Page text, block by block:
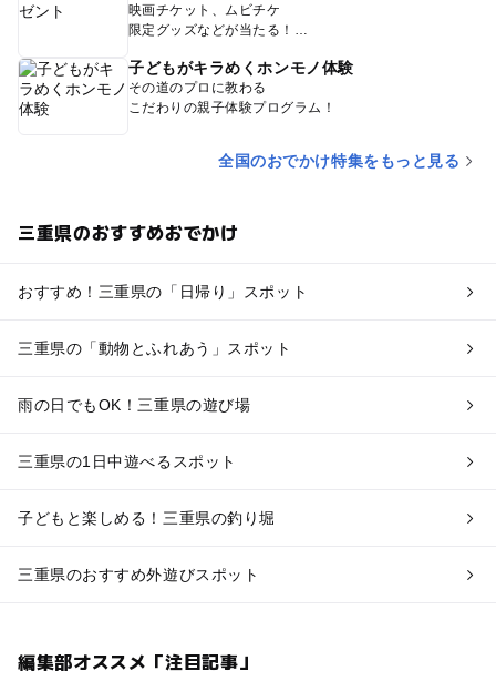
映画チケット、ムビチケ
限定グッズなどが当たる！
子どもがキラめくホンモノ体験
その道のプロに教わる
こだわりの親子体験プログラム！
全国のおでかけ特集をもっと見る
三重県のおすすめおでかけ
おすすめ！三重県の「日帰り」スポット
三重県の「動物とふれあう」スポット
雨の日でもOK！三重県の遊び場
三重県の1日中遊べるスポット
子どもと楽しめる！三重県の釣り堀
三重県のおすすめ外遊びスポット
編集部オススメ「注目記事」